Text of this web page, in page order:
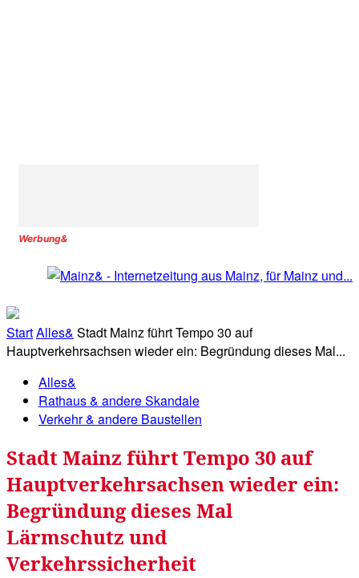
Werbung&
StartAlles& Stadt Mainz führt Tempo 30 auf
Hauptverkehrsachsen wieder ein: Begründung dieses Mal...
Alles&
Rathaus & andere Skandale
Verkehr & andere Baustellen
Stadt Mainz führt Tempo 30 auf
Hauptverkehrsachsen wieder ein:
Begründung dieses Mal
Lärmschutz und
Verkehrssicherheit